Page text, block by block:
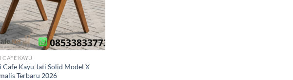
CAFE KAYU
Cafe Kayu Jati Solid Model X
Terbaru 2026